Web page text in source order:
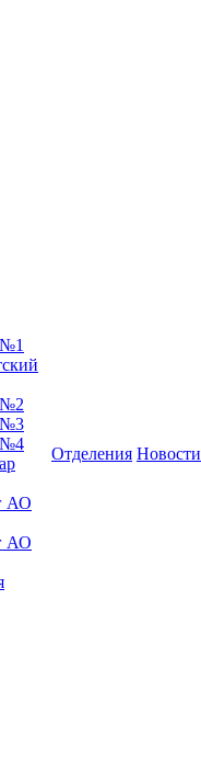
№2
№3
№4
АО
АО
Отделения Новости